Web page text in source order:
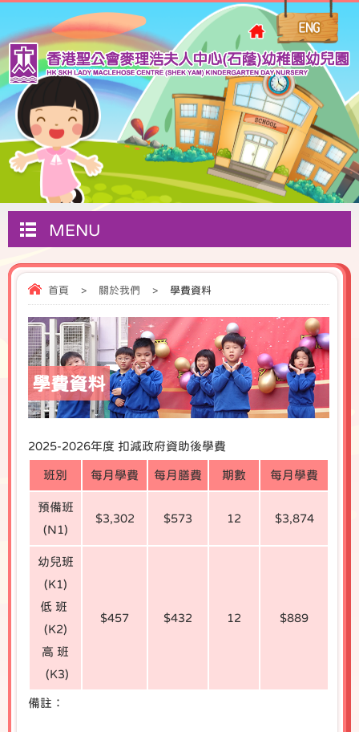
MENU
首頁 > 關於我們 > 學費資料
學費資料
2025-2026年度 扣減政府資助後學費
班別 每月學費 每月膳費 期數 每月學費
預備班
(N1)
$3,302 $573 12 $3,874
幼兒班
(K1)
低 班
(K2)
高 班
(K3)
$457 $432 12 $889
備註：